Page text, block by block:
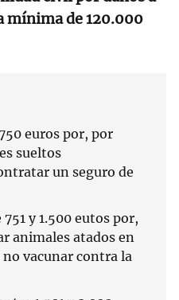
mínima de 120.000
euros por, por
sueltos
un seguro de
y 1.500 eutos por,
animales atados en
vacunar contra la